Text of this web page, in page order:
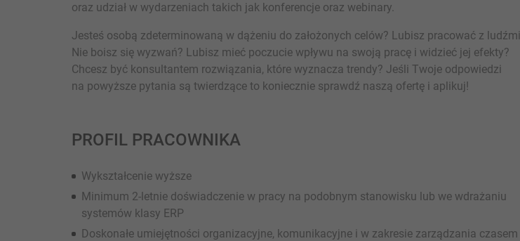
oraz udział w wydarzeniach takich jak konferencje oraz webinary.
Jesteś osobą zdeterminowaną w dążeniu do założonych celów? Lubisz pracować z
Nie boisz się wyzwań? Lubisz mieć poczucie wpływu na swoją pracę i widzieć jej efekty?
Chcesz być konsultantem rozwiązania, które wyznacza trendy? Jeśli Twoje odpowiedzi
na powyższe pytania są twierdzące to koniecznie sprawdź naszą ofertę i aplikuj!
PROFIL PRACOWNIKA
Wykształcenie wyższe
Minimum 2-letnie doświadczenie w pracy na podobnym stanowisku lub we wdrażaniu
systemów klasy ERP
Doskonałe umiejętności organizacyjne, komunikacyjne i w zakresie zarządzania czasem